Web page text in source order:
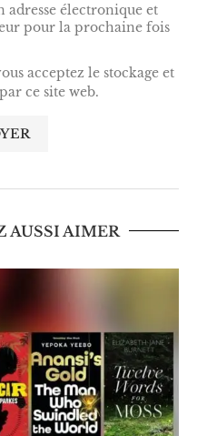
électronique et
pour la prochaine fois
acceptez le stockage et
ce site web.
AUSSI AIMER